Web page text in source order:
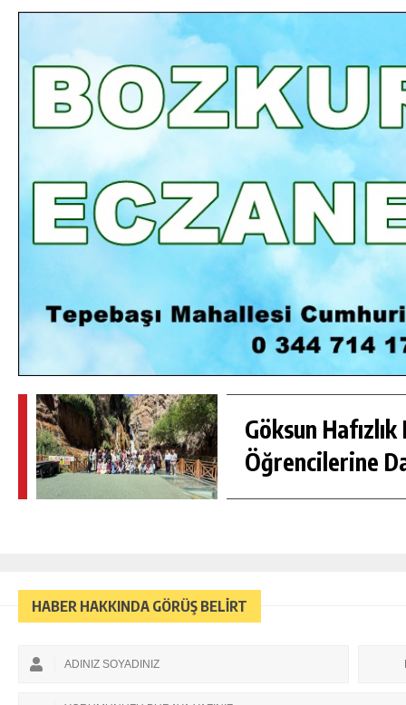
Göksun Hafızlık
Öğrencilerine
HABER HAKKINDA GÖRÜŞ BELİRT
GÜNLÜK HABER AKIŞI
GÖKSUN HAFIZLIK KIZ KUR’AN KURSU
ÖĞRENCILERINE DARENDE GEZISI.